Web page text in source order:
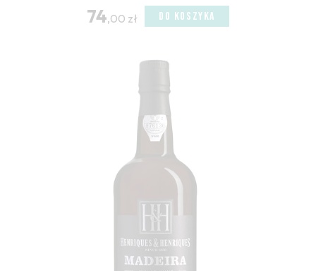
74,00 zł DO KOSZYKA